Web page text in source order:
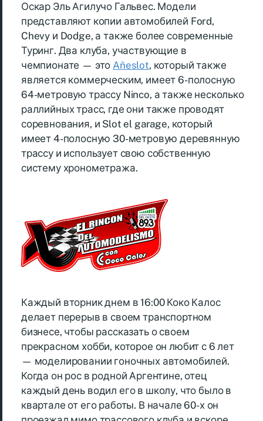
Оскар Эль Агилучо Гальвес. Модели
представляют копии автомобилей Ford,
Chevy и Dodge, а также более современные
Туринг. Два клуба, участвующие в
чемпионате — этоAñeslot, который также
является коммерческим, имеет 6-полосную
64-метровую трассу Ninco, а также несколько
раллийных трасс, где они также проводят
соревнования, и Slot el garage, который
имеет 4-полосную 30-метровую деревянную
трассу и использует свою собственную
систему хронометража.
Каждый вторник днем в 16:00 Коко Калос
делает перерыв в своем транспортном
бизнесе, чтобы рассказать о своем
прекрасном хобби, которое он любит с 6 лет
— моделировании гоночных автомобилей.
Когда он рос в родной Аргентине, отец
каждый день водил его в школу, что было в
квартале от его работы. В начале 60-х он